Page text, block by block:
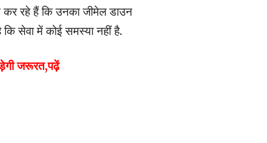
कर रहे हैं कि उनका जीमेल डाउन
सेवा में कोई समस्या नहीं है.
जरूरत,पढ़ें